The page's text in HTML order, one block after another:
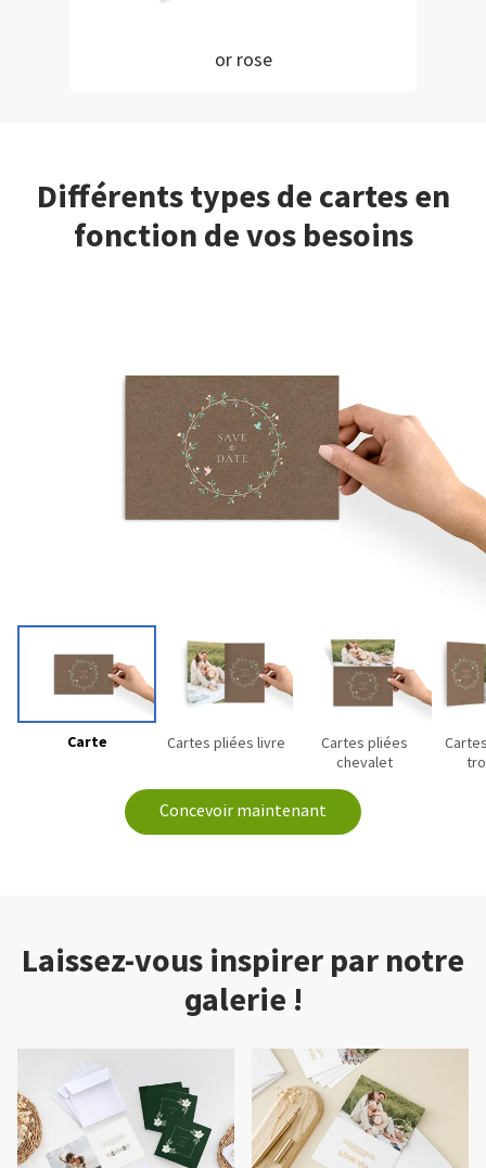
or rose
Différents types de cartes en
fonction de vos besoins
Carte Cartes pliées livre
Cartes pliées
chevalet
Concevoir maintenant
Laissez-vous inspirer par notre
galerie !